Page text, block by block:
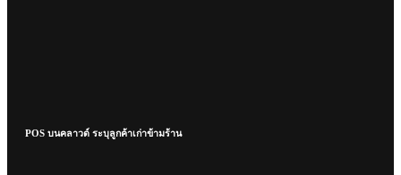
POS บนคลาวด์ ระบุลูกค้าเก่าข้ามร้าน